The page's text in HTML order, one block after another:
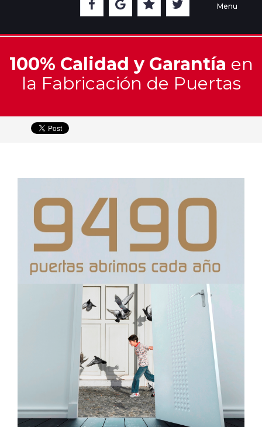
Menu
Exposición
Acabados
Materiales
Catálogo
Interactivo
100% Calidad y Garantía en
la Fabricación de Puertas